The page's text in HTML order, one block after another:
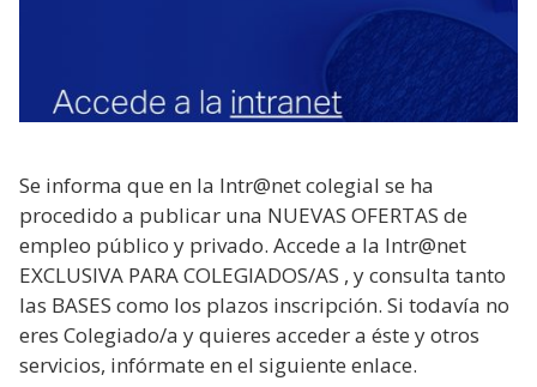
Se informa que en la Intr@net colegial se ha
procedido a publicar una NUEVAS OFERTAS de
empleo público y privado. Accede a la Intr@net
EXCLUSIVA PARA COLEGIADOS/AS , y consulta tanto
las BASES como los plazos inscripción. Si todavía no
eres Colegiado/a y quieres acceder a éste y otros
servicios, infórmate en el siguiente enlace.